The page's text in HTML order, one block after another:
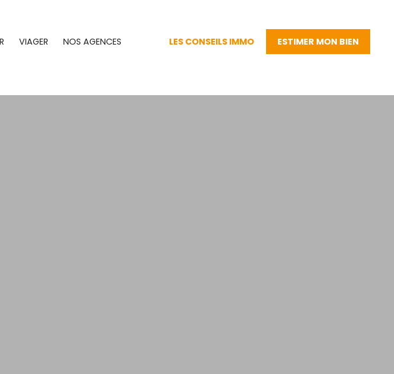
VIAGER NOS AGENCES LES CONSEILS IMMO ESTIMER MON BIEN